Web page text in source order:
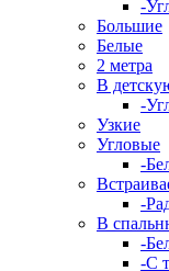
-
Большие
Белые
2 метра
В
-
Узкие
Угловые
-
-
В
-
-С